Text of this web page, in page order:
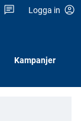
Logga in
Kampanjer